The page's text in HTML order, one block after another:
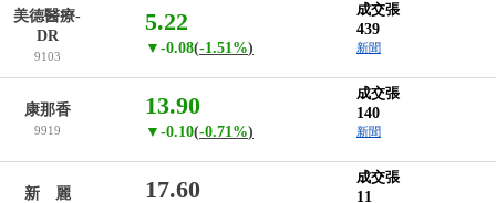
美德醫療-
DR
9103
5.22
▼-0.08(-1.51%)
成交張
439
新聞
康那香
9919
13.90
▼-0.10(-0.71%)
成交張
140
新聞
新 麗 17.60 成交張
11